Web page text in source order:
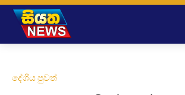
දේශීය පුවත්